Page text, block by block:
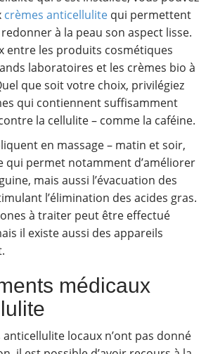
crèmes anticellulite qui permettent
à la peau son aspect lisse.
entre les produits cosmétiques
laboratoires et les crèmes bio à
que soit votre choix, privilégiez
qui contiennent suffisamment
la cellulite – comme la caféine.
en massage – matin et soir,
qui permet notamment d’améliorer
mais aussi l’évacuation des
l’élimination des acides gras.
à traiter peut être effectué
il existe aussi des appareils
médicaux
locaux n’ont pas donné